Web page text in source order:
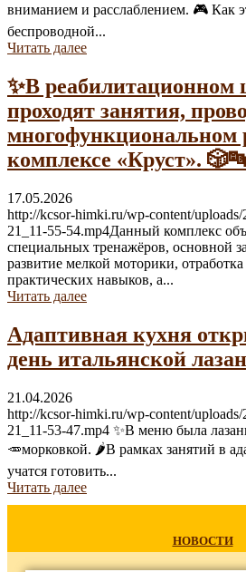
вниманием и расслаблением. 🎮 Как
беспроводной...
Читать далее
✨В реабилитационном
проходят занятия,
комплексе «Круст».
17.05.2026
http://kcsor-himki.ru/wp-content/
21_11-55-54.mp4Данный комплекс
специальных тренажёров, основной
развитие мелкой моторики,
практических навыков, а...
Читать далее
Адаптивная кухня
день итальянской
21.04.2026
http://kcsor-himki.ru/wp-content/
21_11-53-47.mp4 ✨В меню была
🥕морковкой. 🌶В рамках занятий в
учатся готовить...
Читать далее
НОВОСТИ